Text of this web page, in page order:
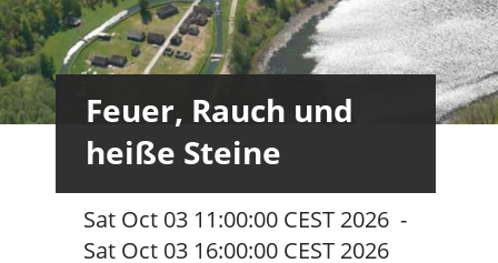
Feuer, Rauch und
heiße Steine
Sat Oct 03 11:00:00 CEST 2026 -
Sat Oct 03 16:00:00 CEST 2026